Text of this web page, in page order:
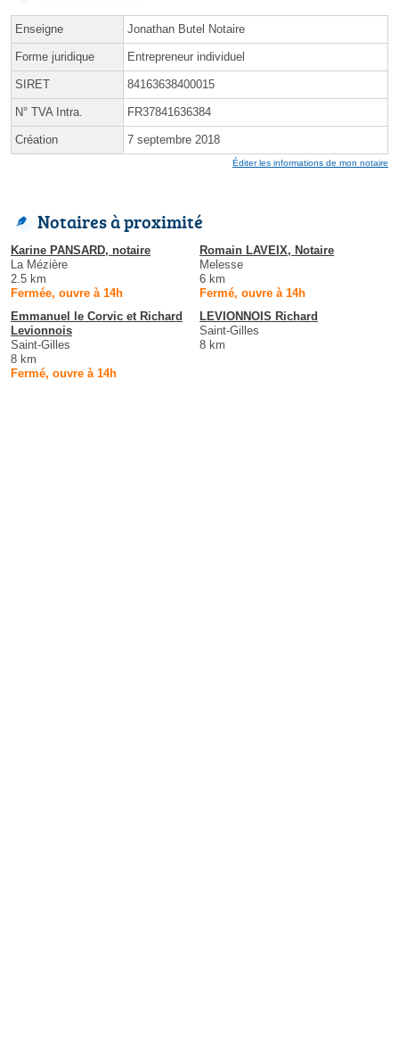
Enseigne Jonathan Butel Notaire
Forme juridique Entrepreneur individuel
SIRET 84163638400015
N° TVA Intra. FR37841636384
Création 7 septembre 2018
Éditer les informations de mon notaire
Notaires à proximité
Karine PANSARD, notaire
La Mézière
2.5 km
Fermée, ouvre à 14h
Romain LAVEIX, Notaire
Melesse
6 km
Fermé, ouvre à 14h
Emmanuel le Corvic et Richard
Levionnois
Saint-Gilles
8 km
Fermé, ouvre à 14h
LEVIONNOIS Richard
Saint-Gilles
8 km